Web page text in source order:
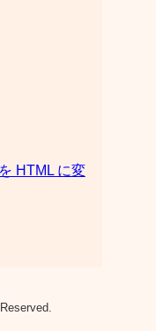
HTML に変